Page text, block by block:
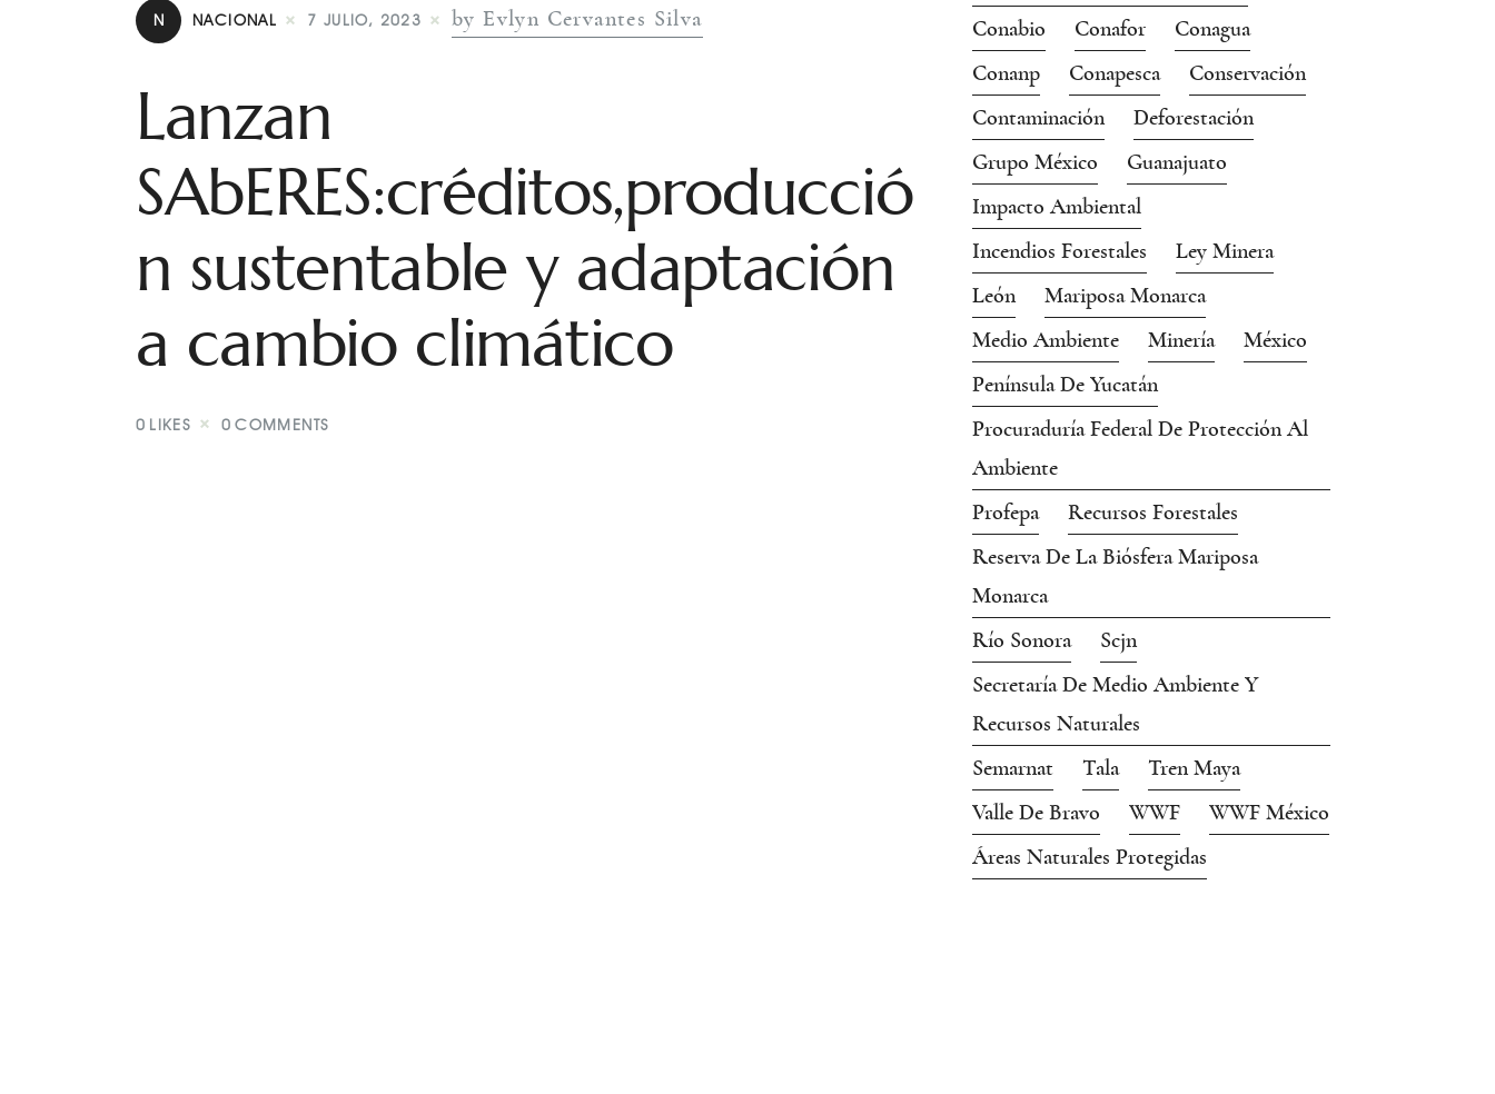
N NACIONAL 7 JULIO, 2023 by Evlyn Cervantes Silva
Lanzan
SAbERES:créditos,producció
n sustentable y adaptación
a cambio climático
0 LIKES 0 COMMENTS
Conabio
Conafor
Conagua
Conanp
Conapesca
Conservación
Contaminación
Deforestación
Grupo México
Guanajuato
Impacto Ambiental
Incendios Forestales
Ley Minera
León
Mariposa Monarca
Medio Ambiente
Minería
México
Península De Yucatán
Procuraduría Federal De Protección Al
Ambiente
Profepa
Recursos Forestales
Reserva De La Biósfera Mariposa
Monarca
Río Sonora
Scjn
Secretaría De Medio Ambiente Y
Recursos Naturales
Semarnat
Tala
Tren Maya
Valle De Bravo
WWF
WWF México
Áreas Naturales Protegidas